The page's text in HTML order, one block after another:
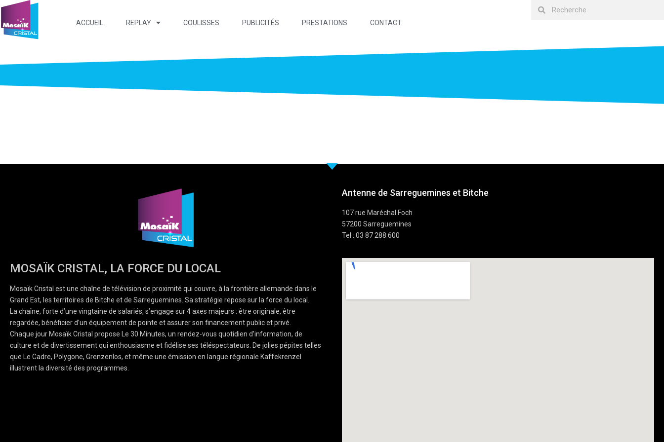
ACCUEIL REPLAY COULISSES PUBLICITÉS PRESTATIONS CONTACT
MOSAÏK CRISTAL, LA FORCE DU LOCAL
Mosaïk Cristal est une chaîne de télévision de proximité qui couvre, à la frontière allemande dans le
Grand Est, les territoires de Bitche et de Sarreguemines. Sa stratégie repose sur la force du local.
La chaîne, forte d’une vingtaine de salariés, s’engage sur 4 axes majeurs : être originale, être
regardée, bénéficier d’un équipement de pointe et assurer son financement public et privé.
Chaque jour Mosaïk Cristal propose Le 30 Minutes, un rendez-vous quotidien d’information, de
culture et de divertissement qui enthousiasme et fidélise ses téléspectateurs. De jolies pépites telles
que Le Cadre, Polygone, Grenzenlos, et même une émission en langue régionale Kaffekrenzel
illustrent la diversité des programmes.
Antenne de Sarreguemines et Bitche
107 rue Maréchal Foch
57200 Sarreguemines
Tel : 03 87 288 600